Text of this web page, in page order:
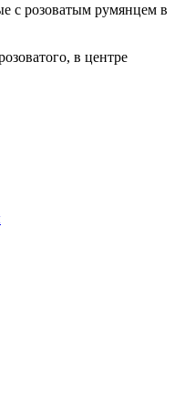
с розоватым румянцем в
в центре